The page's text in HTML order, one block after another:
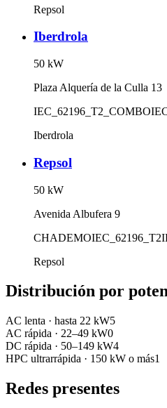
Repsol
Iberdrola
50 kW
Plaza Alquería de la Culla 13
IEC_62196_T2_COMBO
Iberdrola
Repsol
50 kW
Avenida Albufera 9
CHADEMOIEC_62196_T2
Repsol
Distribución por
AC lenta · hasta 22 kW5
AC rápida · 22–49 kW0
DC rápida · 50–149 kW4
HPC ultrarrápida · 150 kW o más1
Redes presentes